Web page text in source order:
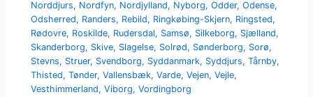
Norddjurs, Nordfyn, Nordjylland, Nyborg,Odder,Odense,
Odsherred, Randers, Rebild, Ringkøbing-Skjern, Ringsted,
Rødovre, Roskilde, Rudersdal, Samsø, Silkeborg, Sjælland,
Skanderborg, Skive, Slagelse, Solrød, Sønderborg, Sorø,
Stevns, Struer, Svendborg, Syddanmark, Syddjurs,Tårnby,
Thisted,Tønder,Vallensbæk,Varde,Vejen,Vejle,
Vesthimmerland,Viborg,Vordingborg